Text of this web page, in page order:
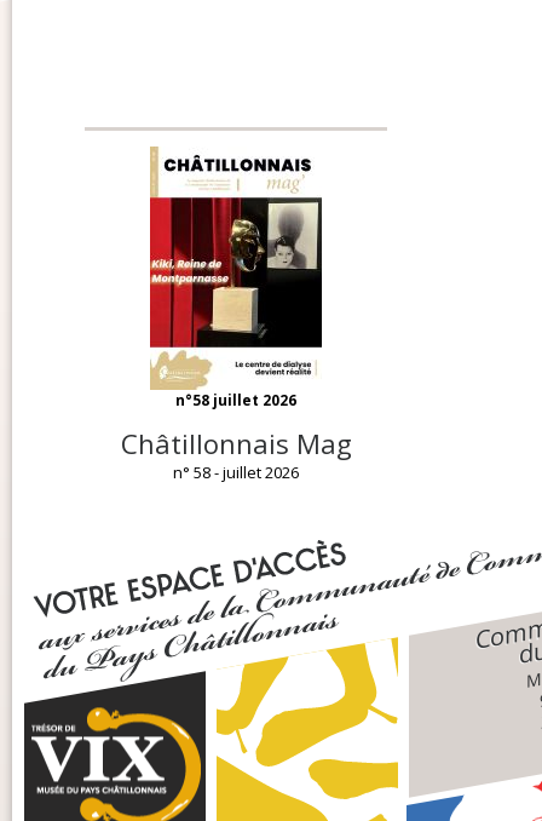
n°58 juillet 2026
Châtillonnais Mag
n° 58 - juillet 2026